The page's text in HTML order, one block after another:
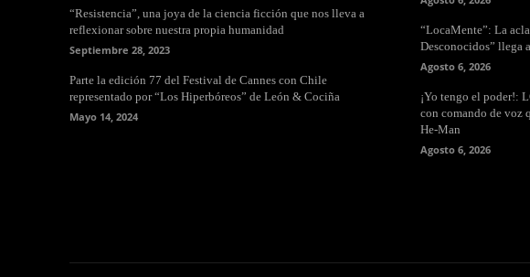
“Resistencia”, una joya de la ciencia ficción que nos lleva a
reflexionar sobre nuestra propia humanidad
Septiembre 28, 2023
Parte la edición 77 del Festival de Cannes con Chile
representado por “Los Hiperbóreos” de León & Cociña
Mayo 14, 2024
“LocaMente”: La
Desconocidos” llega
Agosto 6, 2026
¡Yo tengo el poder!:
con comando de voz
He-Man
Agosto 6, 2026